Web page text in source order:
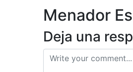
Menador
Deja una